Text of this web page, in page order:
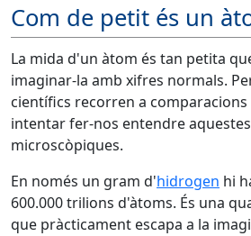
Com de petit és un
La mida d'un àtom és tan petita
imaginar-la amb xifres normals.
científics recorren a
intentar fer-nos entendre
microscòpiques.
En només un gram d'hidrogen hi
600.000 trilions d'àtoms. És una
que pràcticament escapa a la